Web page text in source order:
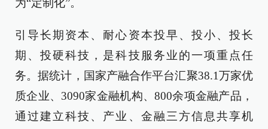
引导长期资本、耐心资本投早、投小、投长
期、投硬科技，是科技服务业的一项重点任
务。据统计，国家产融合作平台汇聚38.1万家优
质企业、3090家金融机构、800余项金融产品，
通过建立科技、产业、金融三方信息共享机